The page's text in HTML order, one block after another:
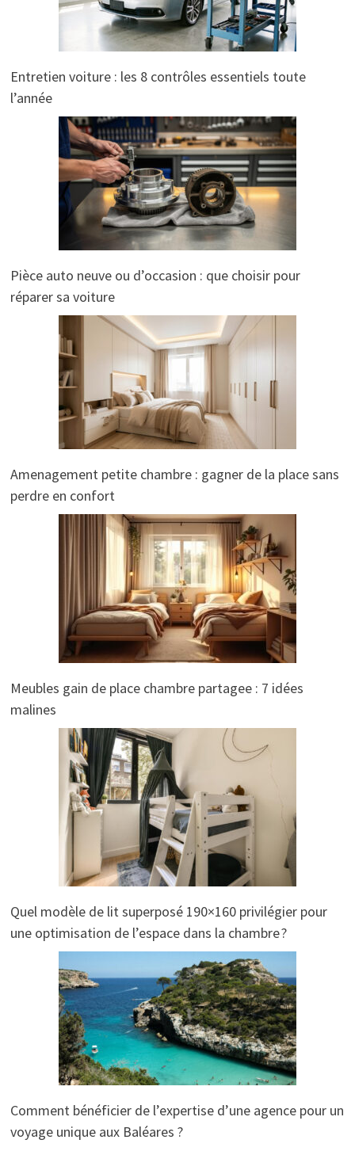
Entretien voiture : les 8 contrôles essentiels toute
l’année
Pièce auto neuve ou d’occasion : que choisir pour
réparer sa voiture
Amenagement petite chambre : gagner de la place sans
perdre en confort
Meubles gain de place chambre partagee : 7 idées
malines
Quel modèle de lit superposé 190×160 privilégier pour
une optimisation de l’espace dans la chambre ?
Comment bénéficier de l’expertise d’une agence pour un
voyage unique aux Baléares ?